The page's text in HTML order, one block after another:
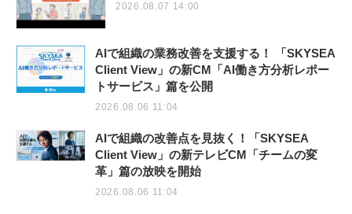
2026.08.07 14:00
AIで組織の業務改善を支援する！ 「SKYSEA
Client View」の新CM「AI働き方分析レポー
トサービス」篇を公開
2026.08.06 11:04
AIで組織の改善点を見抜く！「SKYSEA
Client View」の新テレビCM「チームの変
革」篇の放映を開始
2026.08.06 11:04